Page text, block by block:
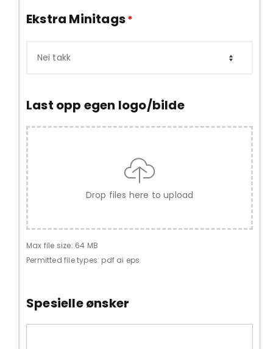
Ekstra Minitags*
Last opp egen logo/bilde
Drop files here to upload
Max file size: 64 MB
Permitted file types: pdf ai eps
Spesielle ønsker